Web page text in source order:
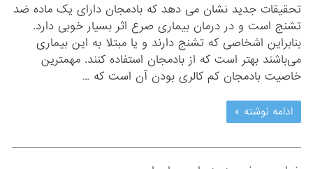
تحقیقات جدید نشان می دهد که بادمجان دارای یک ماده ضد
تشنج است و در درمان بیماری صرع اثر بسیار خوبی دارد.
بنابراین اشخاصی که تشنج دارند و یا مبتلا به این بیماری
می‌باشند بهتر است که از بادمجان استفاده کنند. مهمترین
خاصیت بادمجان کم کالری بودن آن است که …
ادامه نوشته »